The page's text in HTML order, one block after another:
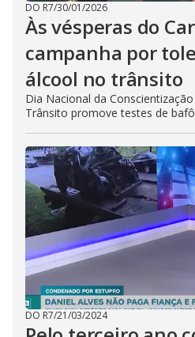
DO R7/30/01/2026
Às vésperas do
campanha por
álcool no trânsito
Dia Nacional da
Trânsito promove testes de
DO R7/21/03/2024